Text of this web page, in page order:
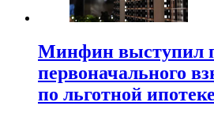
Минфин выступил
первоначального
по льготной ипотеке